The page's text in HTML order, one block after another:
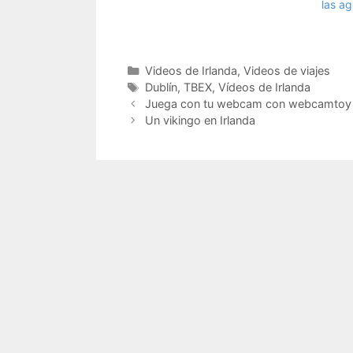
las
Categorías
Videos de Irlanda, Videos de viajes
Etiquetas
Dublín, TBEX, Vídeos de Irlanda
Juega con tu webcam con webcamtoy
Un vikingo en Irlanda